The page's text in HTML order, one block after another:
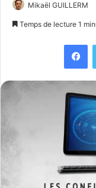
Mikaël GUILLERM
Temps de lecture 1